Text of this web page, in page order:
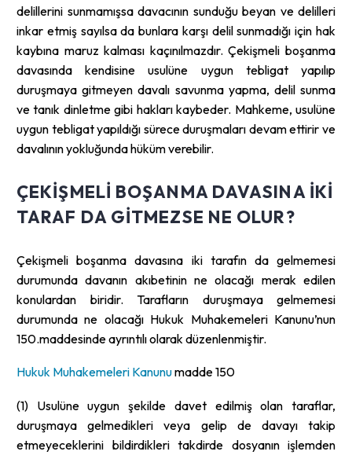
delillerini sunmamışsa davacının sunduğu beyan ve delilleri
inkar etmiş sayılsa da bunlara karşı delil sunmadığı için hak
kaybına maruz kalması kaçınılmazdır. Çekişmeli boşanma
davasında kendisine usulüne uygun tebligat yapılıp
duruşmaya gitmeyen davalı savunma yapma, delil sunma
ve tanık dinletme gibi hakları kaybeder. Mahkeme, usulüne
uygun tebligat yapıldığı sürece duruşmaları devam ettirir ve
davalının yokluğunda hüküm verebilir.
ÇEKIŞMELI BOŞANMA DAVASINA IKI
TARAF DA GITMEZSE NE OLUR?
Çekişmeli boşanma davasına iki tarafın da gelmemesi
durumunda davanın akıbetinin ne olacağı merak edilen
konulardan biridir. Tarafların duruşmaya gelmemesi
durumunda ne olacağı Hukuk Muhakemeleri Kanunu’nun
150.maddesinde ayrıntılı olarak düzenlenmiştir.
Hukuk Muhakemeleri Kanunumadde 150
(1) Usulüne uygun şekilde davet edilmiş olan taraflar,
duruşmaya gelmedikleri veya gelip de davayı takip
etmeyeceklerini bildirdikleri takdirde dosyanın işlemden